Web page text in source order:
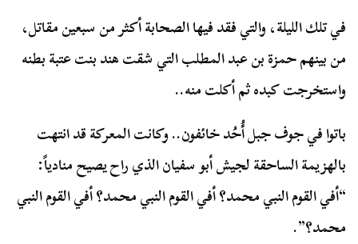
في تلك الليلة، والتي فقد فيها الصحابة أكثر من سبعين مقاتل،
من بينهم حمزة بن عبد المطلب التي شقت هند بنت عتبة بطنه
واستخرجت كبده ثم أكلت منه..
باتوا في جوف جبل أُحُد خائفون.. وكانت المعركة قد انتهت
بالهزيمة الساحقة لجيش أبو سفيان الذي راح يصيح منادياً:
“أفي القوم النبي محمد؟ أفي القوم النبي محمد؟ أفي القوم النبي
محمد؟”.